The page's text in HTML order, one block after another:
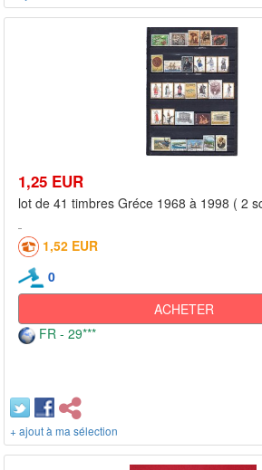
1,25 EUR
lot de 41 timbres Gréce 1968 à 1998 ( 2
1,52 EUR
0
ACHETER
FR - 29***
+ ajout à ma sélection